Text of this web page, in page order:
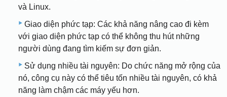
và Linux.
Giao diện phức tạp: Các khả năng nâng cao đi kèm
với giao diện phức tạp có thể không thu hút những
người dùng đang tìm kiếm sự đơn giản.
Sử dụng nhiều tài nguyên: Do chức năng mở rộng của
nó, công cụ này có thể tiêu tốn nhiều tài nguyên, có khả
năng làm chậm các máy yếu hơn.